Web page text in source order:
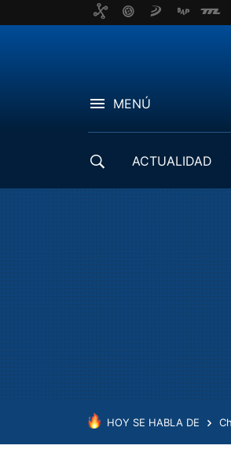
MENÚ
ACTUALIDAD
HOY SE HABLA DE